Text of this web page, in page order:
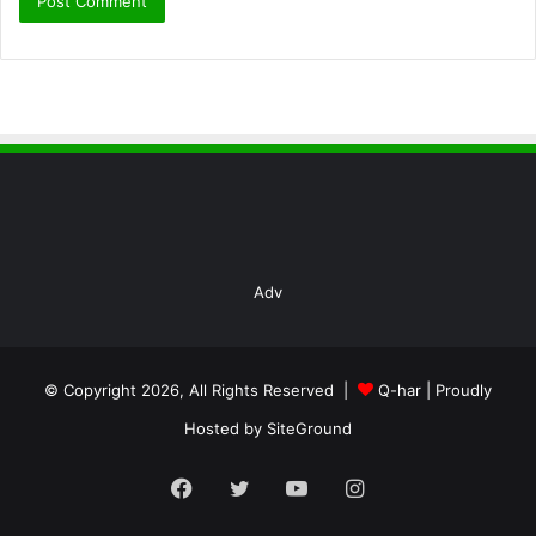
Djatiwibowo.
1.SMD 52(laki-laki 32 tahun),SMD 54(laki-laki 23 tahun)
(laki-laki 22 tahun) dan
A. Penajam Paser Utara 3 Kasus
Adv
© Copyright 2026, All Rights Reserved | Q-har | Proudly
Hosted by SiteGround
Facebook
TwitterYouTubeInstagram